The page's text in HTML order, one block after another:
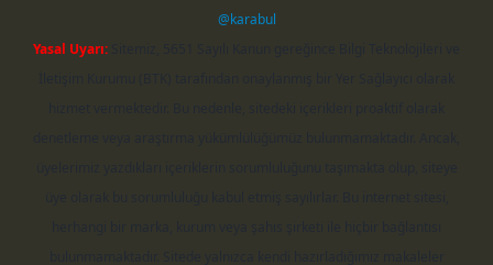
@karabul
Yasal Uyarı: